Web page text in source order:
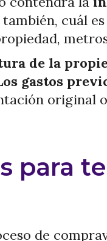
cuál
de la
gastos
original
para
de